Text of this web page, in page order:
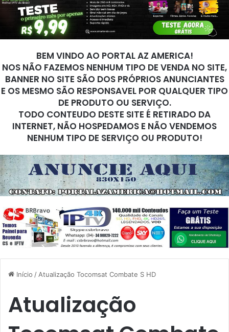
BEM VINDO AO PORTAL AZ AMERICA!
NOS NÃO FAZEMOS NENHUM TIPO DE VENDA NO SITE,
BANNER NO SITE SÃO DOS PRÓPRIOS ANUNCIANTES
E OS MESMO SÃO RESPONSAVEL POR QUALQUER TIPO
DE PRODUTO OU SERVIÇO.
TODO CONTEUDO DESTE SITE É RETIRADO DA
INTERNET, NÃO HOSPEDAMOS E NÃO VENDEMOS
NENHUM TIPO DE SERVIÇO OU PRODUTO!
Início / Atualização Tocomsat Combate S HD
Atualização